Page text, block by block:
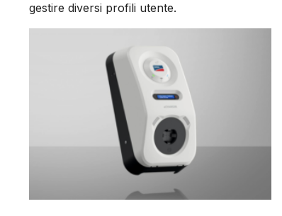
gestire diversi profili utente.